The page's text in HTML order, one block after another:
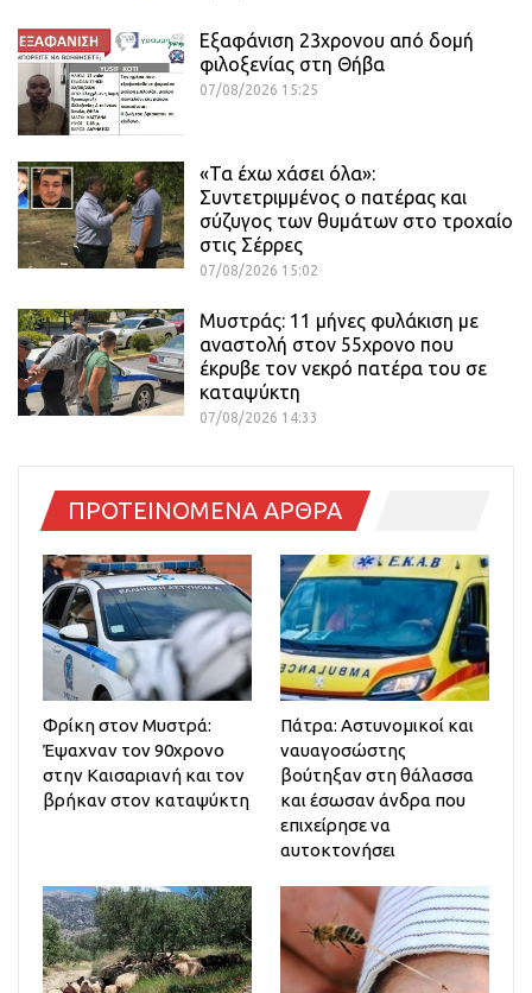
Εξαφάνιση 23χρονου από δομή
φιλοξενίας στη Θήβα
07/08/2026 15:25
«Τα έχω χάσει όλα»:
Συντετριμμένος ο πατέρας και
σύζυγος των θυμάτων στο τροχαίο
στις Σέρρες
07/08/2026 15:02
Μυστράς: 11 μήνες φυλάκιση με
αναστολή στον 55χρονο που
έκρυβε τον νεκρό πατέρα του σε
καταψύκτη
07/08/2026 14:33
ΠΡΟΤΕΙΝΟΜΕΝΑ ΑΡΘΡΑ
Φρίκη στον Μυστρά:
Έψαχναν τον 90χρονο
στην Καισαριανή και τον
βρήκαν στον καταψύκτη
Πάτρα: Αστυνομικοί και
ναυαγοσώστης
βούτηξαν στη θάλασσα
και έσωσαν άνδρα που
επιχείρησε να
αυτοκτονήσει